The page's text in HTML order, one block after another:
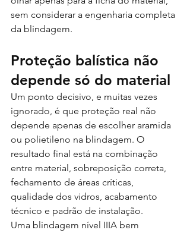
sem considerar a engenharia completa
da blindagem.
Proteção balística não
depende só do material
Um ponto decisivo, e muitas vezes
ignorado, é que proteção real não
depende apenas de escolher aramida
ou polietileno na blindagem. O
resultado final está na combinação
entre material, sobreposição correta,
fechamento de áreas críticas,
qualidade dos vidros, acabamento
técnico e padrão de instalação.
Uma blindagem nível IIIA bem